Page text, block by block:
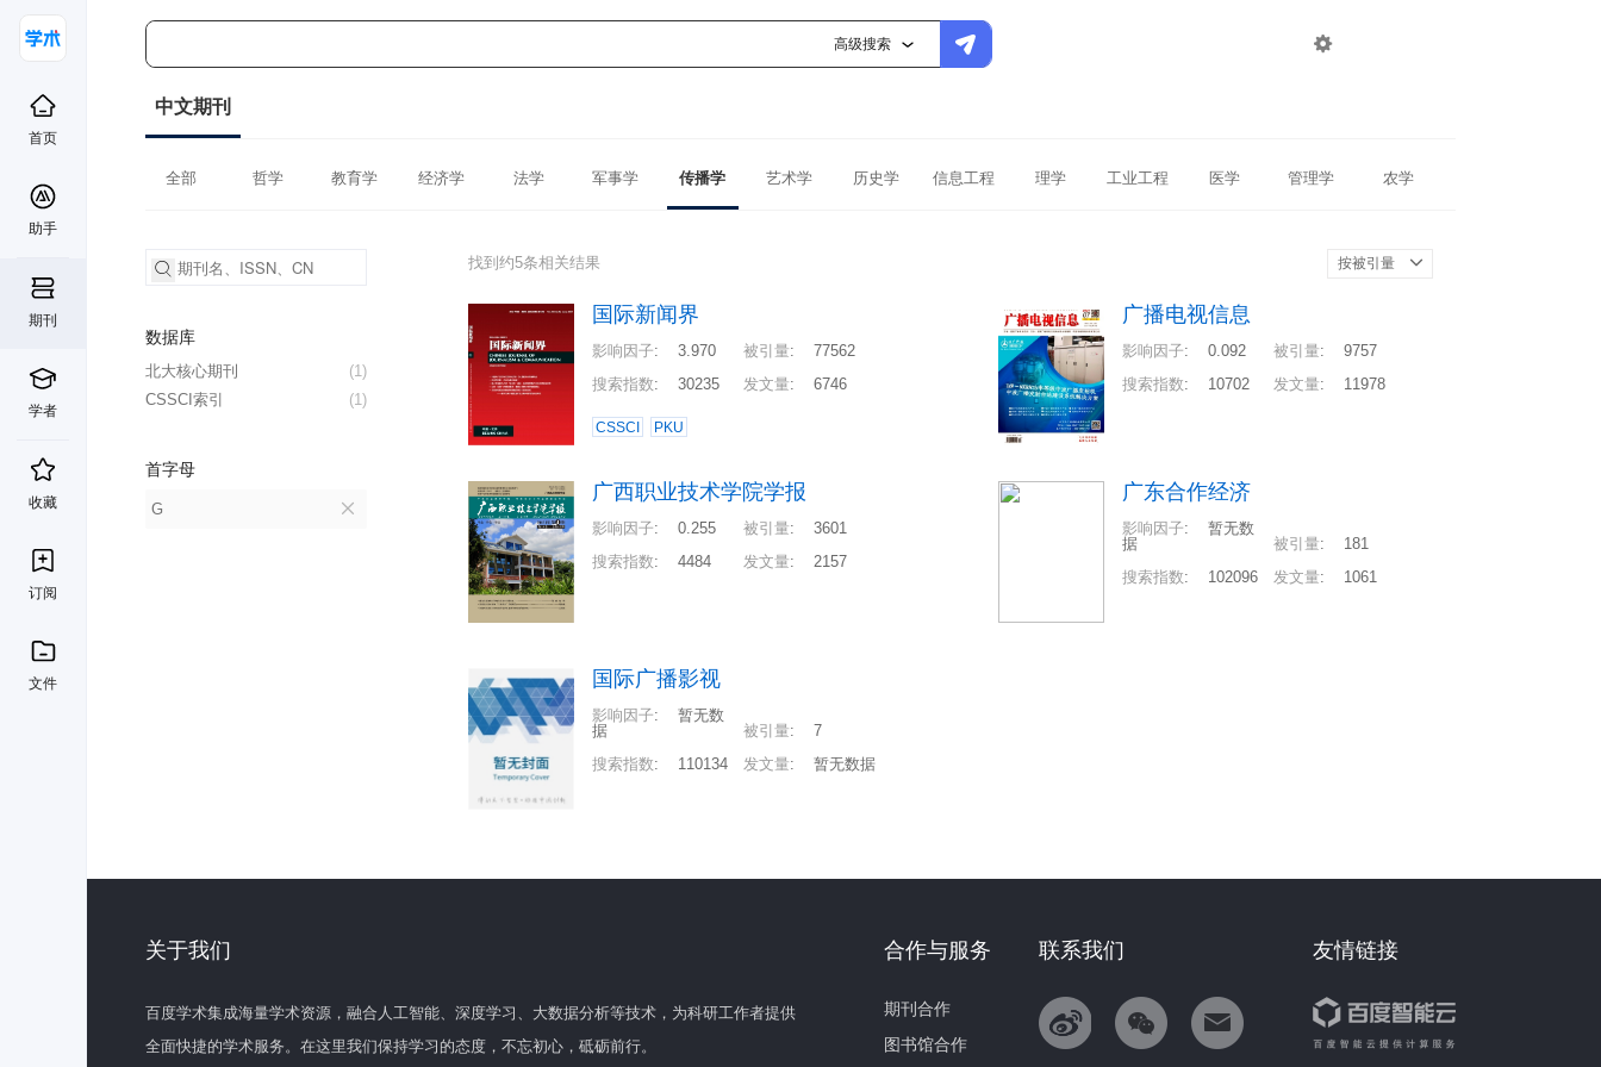
高级搜索 
首页
助手
期刊
学者
收藏
订阅
文件
中文期刊
全部 哲学 教育学 经济学 法学 军事学 传播学 艺术学 历史学 信息工程 理学 工业工程 医学 管理学 农学
数据库
(1)
北大核心期刊
(1)
CSSCI索引
首字母
G
找到约5条相关结果 按被引量
国际新闻界
影响因子: 3.970 被引量:
77562
搜索指数: 30235 发文量: 6746
CSSCI PKU
广播电视信息
影响因子: 0.092 被引量:
9757
搜索指数: 10702 发文量: 11978
广西职业技术学院学报
影响因子: 0.255 被引量:
3601
搜索指数: 4484 发文量: 2157
广东合作经济
影响因子:
暂无数
据
被引量:
181
搜索指数: 102096 发文量: 1061
国际广播影视
影响因子:
暂无数
据
被引量:
7
搜索指数: 110134 发文量: 暂无数据
关于我们
百度学术集成海量学术资源，融合人工智能、深度学习、大数据分析等技术，为科研工作者提供
全面快捷的学术服务。在这里我们保持学习的态度，不忘初心，砥砺前行。
友情链接
联系我们
合作与服务
期刊合作
图书馆合作